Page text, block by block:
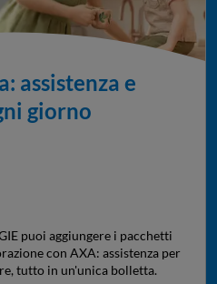
assistenza e
giorno
puoi aggiungere i pacchetti
con AXA: assistenza per
tutto in un'unica bolletta.